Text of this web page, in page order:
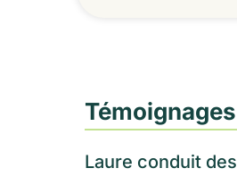
Témoignages
Laure conduit